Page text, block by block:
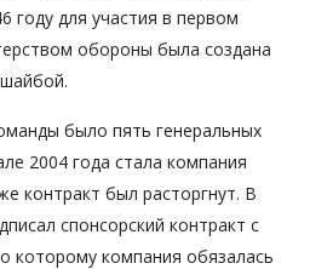
году для участия в первом
обороны была создана
было пять генеральных
2004 года стала компания
контракт был расторгнут. В
спонсорский контракт с
которому компания обязалась